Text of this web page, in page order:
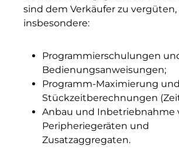
sind dem Verkäufer zu vergüten,
insbesondere:
Programmierschulungen
Bedienungsanweisungen;
Programm-Maximierung und
Stückzeitberechnungen
Anbau und Inbetriebnahme
Peripheriegeräten und
Zusatzaggregaten.